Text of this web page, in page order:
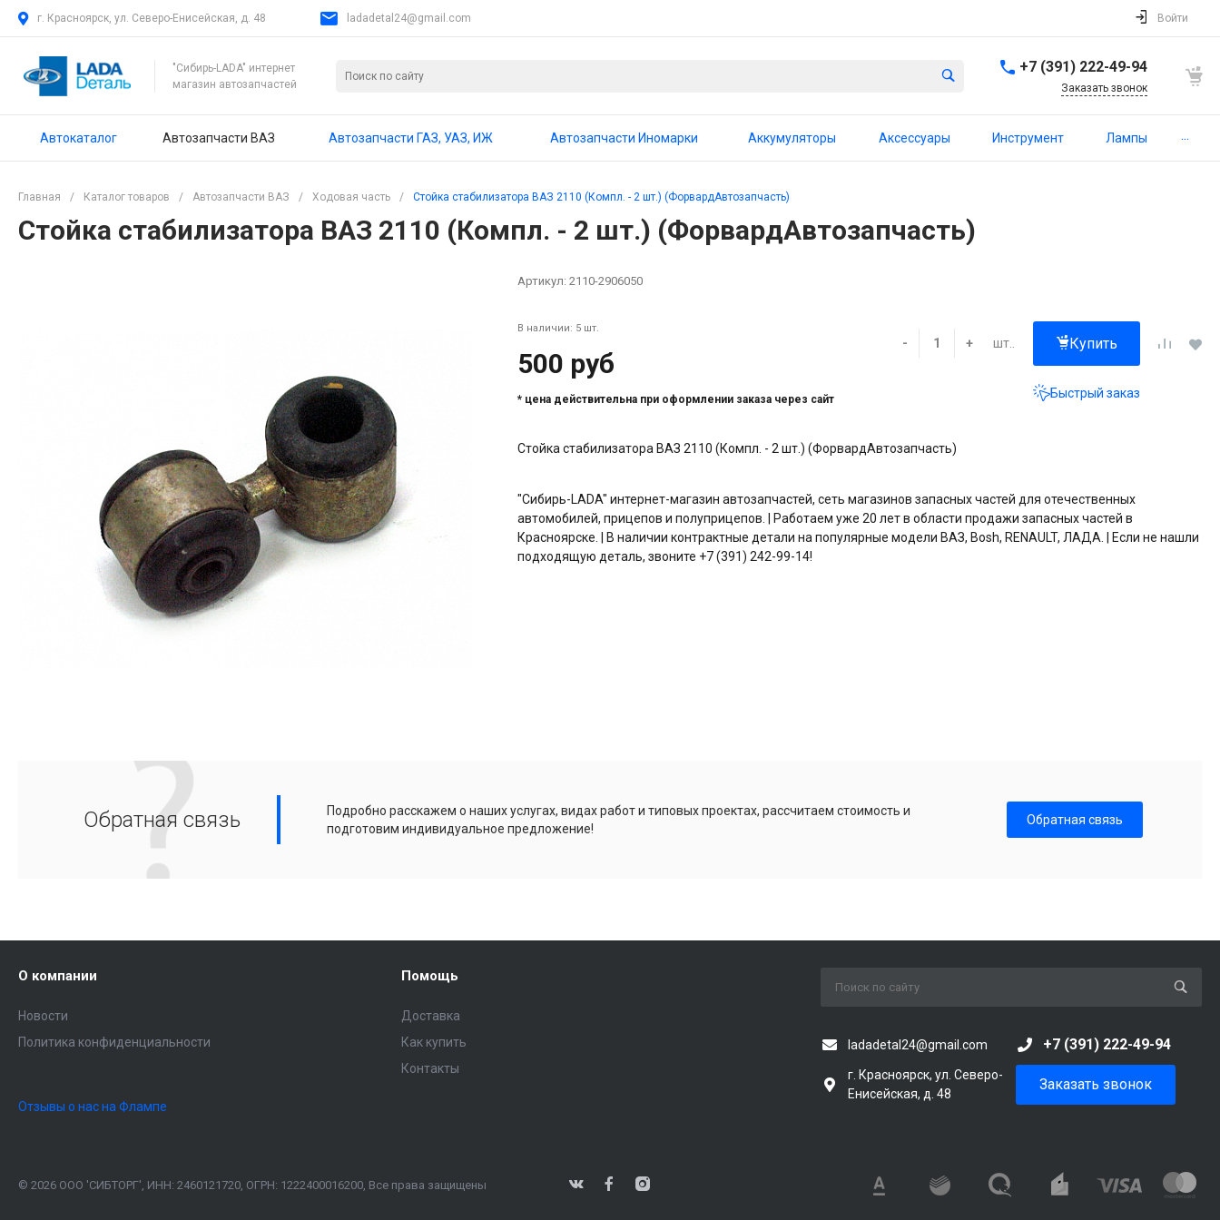
г. Красноярск, ул. Северо-Енисейская, д. 48 ladadetal24@gmail.com Войти
"Сибирь-LADA" интернет
магазин автозапчастей
+7 (391) 222-49-94
Заказать звонок
Автокаталог Автозапчасти ВАЗ Автозапчасти ГАЗ, УАЗ, ИЖ Автозапчасти Иномарки Аккумуляторы Аксессуары Инструмент Лампы ...
Главная / Каталог товаров / Автозапчасти ВАЗ / Ходовая часть / Стойка стабилизатора ВАЗ 2110 (Компл. - 2 шт.) (ФорвардАвтозапчасть)
Стойка стабилизатора ВАЗ 2110 (Компл. - 2 шт.) (ФорвардАвтозапчасть)
Артикул: 2110-2906050
В наличии: 5 шт.
500 руб
* цена действительна при оформлении заказа через сайт
- + шт.. Купить
Быстрый заказ
Стойка стабилизатора ВАЗ 2110 (Компл. - 2 шт.) (ФорвардАвтозапчасть)
"Сибирь-LADA" интернет-магазин автозапчастей, сеть магазинов запасных частей для отечественных
автомобилей, прицепов и полуприцепов. | Работаем уже 20 лет в области продажи запасных частей в
Красноярске. | В наличии контрактные детали на популярные модели ВАЗ, Bosh, RENAULT, ЛАДА. | Если не нашли
подходящую деталь, звоните +7 (391) 242-99-14!
Обратная связь
Подробно расскажем о наших услугах, видах работ и типовых проектах, рассчитаем стоимость и
подготовим индивидуальное предложение!
Обратная связь
О компании
Новости
Политика конфиденциальности
Помощь
Доставка
Как купить
Контакты
Отзывы о нас на Флампе
ladadetal24@gmail.com +7 (391) 222-49-94
г. Красноярск, ул. Северо-
Енисейская, д. 48
Заказать звонок
© 2026 ООО 'СИБТОРГ', ИНН: 2460121720, ОГРН: 1222400016200, Все права защищены